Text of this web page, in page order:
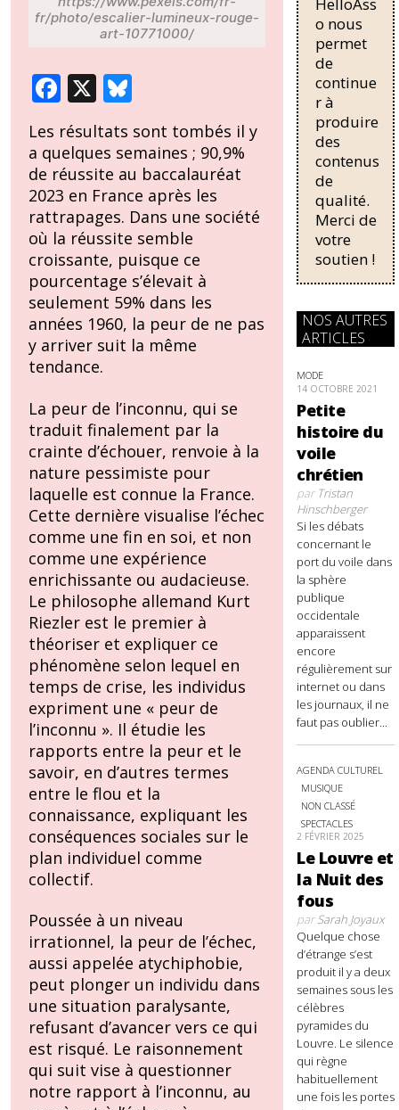
fr/photo/escalier-lumineux-rouge-
art-10771000/
F
ac
e
b
o
o
k
X Bl
e
sk
y
Les résultats sont tombés il y
a quelques semaines ; 90,9%
de réussite au baccalauréat
2023 en France après les
rattrapages. Dans une société
où la réussite semble
croissante, puisque ce
pourcentage s’élevait à
seulement 59% dans les
années 1960, la peur de ne pas
y arriver suit la même
tendance.
La peur de l’inconnu, qui se
traduit finalement par la
crainte d’échouer, renvoie à la
nature pessimiste pour
laquelle est connue la France.
Cette dernière visualise l’échec
comme une fin en soi, et non
comme une expérience
enrichissante ou audacieuse.
Le philosophe allemand Kurt
Riezler est le premier à
théoriser et expliquer ce
phénomène selon lequel en
temps de crise, les individus
expriment une « peur de
l’inconnu ». Il étudie les
rapports entre la peur et le
savoir, en d’autres termes
entre le flou et la
connaissance, expliquant les
conséquences sociales sur le
plan individuel comme
collectif.
Poussée à un niveau
irrationnel, la peur de l’échec,
aussi appelée atychiphobie,
peut plonger un individu dans
une situation paralysante,
refusant d’avancer vers ce qui
est risqué. Le raisonnement
qui suit vise à questionner
notre rapport à l’inconnu, au
nécessaire
pour une
régularisati
on,
passant
de trois...
o nous
permet
de
continue
r à
produire
des
contenus
de
qualité.
Merci de
votre
soutien !
NOS AUTRES
ARTICLES
MODE
14 OCTOBRE 2021
Petite
histoire du
voile
chrétien
parTristan
Hinschberger
Si les débats
concernant le
port du voile dans
la sphère
publique
occidentale
apparaissent
encore
régulièrement sur
internet ou dans
les journaux, il ne
faut pas oublier...
AGENDA CULTUREL
MUSIQUE
NON CLASSÉ
SPECTACLES
2 FÉVRIER 2025
Le Louvre et
la Nuit des
fous
parSarah Joyaux
Quelque chose
d’étrange s’est
produit il y a deux
semaines sous les
célèbres
pyramides du
Louvre. Le silence
qui règne
habituellement
une fois les portes